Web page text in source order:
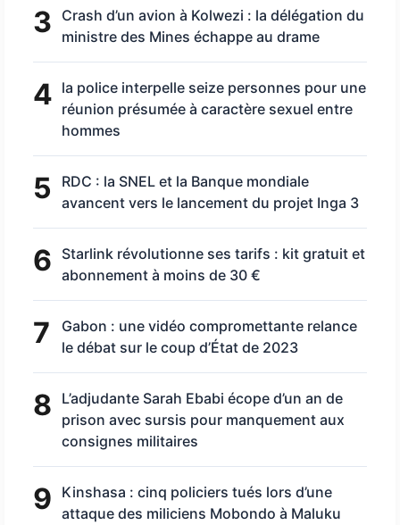
3
Crash d’un avion à Kolwezi : la délégation du
ministre des Mines échappe au drame
4 la police interpelle seize personnes pour une
réunion présumée à caractère sexuel entre
hommes
5
RDC : la SNEL et la Banque mondiale
avancent vers le lancement du projet Inga 3
6
Starlink révolutionne ses tarifs : kit gratuit et
abonnement à moins de 30 €
7
Gabon : une vidéo compromettante relance
le débat sur le coup d’État de 2023
8
L’adjudante Sarah Ebabi écope d’un an de
prison avec sursis pour manquement aux
consignes militaires
9
Kinshasa : cinq policiers tués lors d’une
attaque des miliciens Mobondo à Maluku